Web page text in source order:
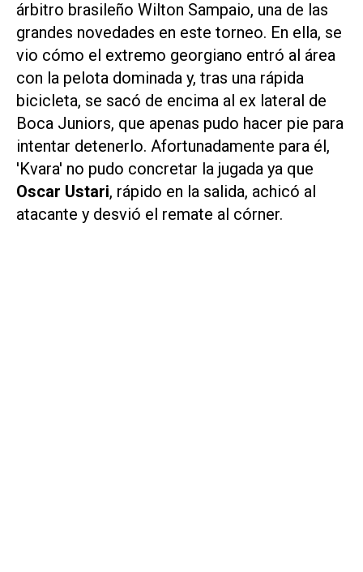
árbitro brasileño Wilton Sampaio, una de las
grandes novedades en este torneo. En ella, se
vio cómo el extremo georgiano entró al área
con la pelota dominada y, tras una rápida
bicicleta, se sacó de encima al ex lateral de
Boca Juniors, que apenas pudo hacer pie para
intentar detenerlo. Afortunadamente para él,
'Kvara' no pudo concretar la jugada ya que
Oscar Ustari, rápido en la salida, achicó al
atacante y desvió el remate al córner.